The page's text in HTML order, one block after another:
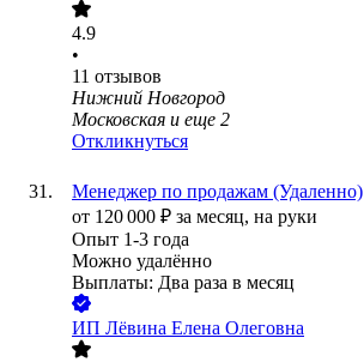
4.9
•
11 отзывов
Нижний Новгород
Московская и еще 2
Откликнуться
Менеджер по продажам (Удаленно)
от 120 000 ₽ за месяц, на руки
Опыт 1-3 года
Можно удалённо
Выплаты: Два раза в месяц
ИП Лёвина Елена Олеговна